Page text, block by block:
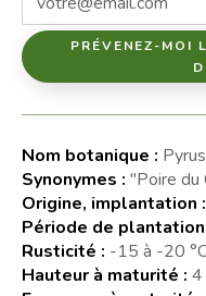
PRÉVENEZ-MOI
Nom botanique :
Synonymes : "Poire du
Origine, implantation :
Période de plantation
Rusticité : -15 à -20
Hauteur à maturité : 4